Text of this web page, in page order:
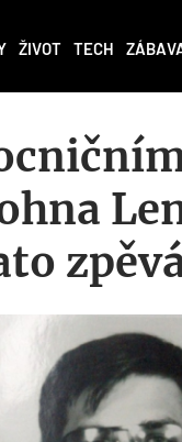
ŽIVOT TECH